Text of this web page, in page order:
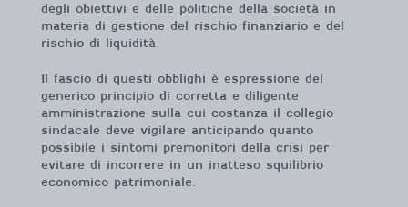
degli obiettivi e delle politiche della società in
materia di gestione del rischio finanziario e del
rischio di liquidità.
Il fascio di questi obblighi è espressione del
generico principio di corretta e diligente
amministrazione sulla cui costanza il collegio
sindacale deve vigilare anticipando quanto
possibile i sintomi premonitori della crisi per
evitare di incorrere in un inatteso squilibrio
economico patrimoniale.